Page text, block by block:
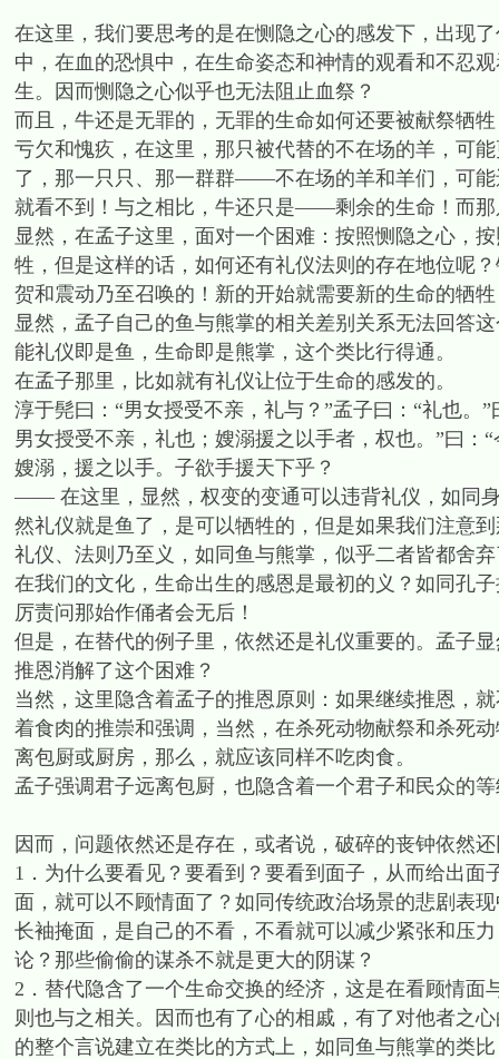
在这里，我们要思考的是在恻隐之心的感发下，出现
中，在血的恐惧中，在生命姿态和神情的观看和不忍
生。因而恻隐之心似乎也无法阻止血祭？
而且，牛还是无罪的，无罪的生命如何还要被献祭牺
亏欠和愧疚，在这里，那只被代替的不在场的羊，可
了，那一只只、那一群群——不在场的羊和羊们，可
就看不到！与之相比，牛还只是——剩余的生命！而
显然，在孟子这里，面对一个困难：按照恻隐之心，
牲，但是这样的话，如何还有礼仪法则的存在地位呢
贺和震动乃至召唤的！新的开始就需要新的生命的牺
显然，孟子自己的鱼与熊掌的相关差别关系无法回答
能礼仪即是鱼，生命即是熊掌，这个类比行得通。
在孟子那里，比如就有礼仪让位于生命的感发的。
淳于髡曰：“男女授受不亲，礼与？”孟子曰：“礼也。
男女授受不亲，礼也；嫂溺援之以手者，权也。”曰：
嫂溺，援之以手。子欲手援天下乎？
—— 在这里，显然，权变的变通可以违背礼仪，如同
然礼仪就是鱼了，是可以牺牲的，但是如果我们注意
礼仪、法则乃至义，如同鱼与熊掌，似乎二者皆都舍
在我们的文化，生命出生的感恩是最初的义？如同孔
厉责问那始作俑者会无后！
但是，在替代的例子里，依然还是礼仪重要的。孟子
推恩消解了这个困难？
当然，这里隐含着孟子的推恩原则：如果继续推恩，
着食肉的推崇和强调，当然，在杀死动物献祭和杀死
离包厨或厨房，那么，就应该同样不吃肉食。
孟子强调君子远离包厨，也隐含着一个君子和民众的
因而，问题依然还是存在，或者说，破碎的丧钟依然
1．为什么要看见？要看到？要看到面子，从而给出
面，就可以不顾情面了？如同传统政治场景的悲剧表
长袖掩面，是自己的不看，不看就可以减少紧张和压
论？那些偷偷的谋杀不就是更大的阴谋？
2．替代隐含了一个生命交换的经济，这是在看顾情
则也与之相关。因而也有了心的相戚，有了对他者之
的整个言说建立在类比的方式上，如同鱼与熊掌的类